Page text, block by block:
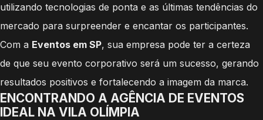
utilizando tecnologias de ponta e as últimas tendências do
mercado para surpreender e encantar os participantes.
Com a Eventos em SP, sua empresa pode ter a certeza
de que seu evento corporativo será um sucesso, gerando
resultados positivos e fortalecendo a imagem da marca.
ENCONTRANDO A AGÊNCIA DE EVENTOS
IDEAL NA VILA OLÍMPIA